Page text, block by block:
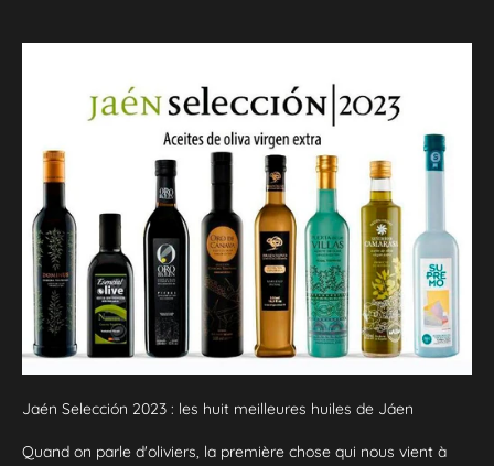
Jaén Selección 2023 : les huit meilleures huiles de Jáen
Quand on parle d'oliviers, la première chose qui nous vient à